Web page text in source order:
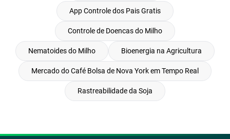
App Controle dos Pais Gratis
Controle de Doencas do Milho
Nematoides do Milho Bioenergia na Agricultura
Mercado do Café Bolsa de Nova York em Tempo Real
Rastreabilidade da Soja